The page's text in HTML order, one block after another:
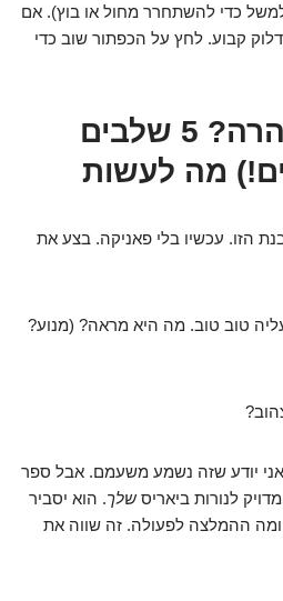
כדי להשתחרר מחול או בוץ). אם
קבוע. לחץ על הכפתור שוב כדי
קיבלת נורת אזהרה? 5 שלבים
מה לעשות
הזו. עכשיו בלי פאניקה. בצע את
טוב טוב. מה היא מראה? (מנוע?
אני יודע שזה נשמע משעמם. אבל ספר
לנורות ביאריסשלך. הוא יסביר
ומה ההמלצה לפעולה. זה שווה את